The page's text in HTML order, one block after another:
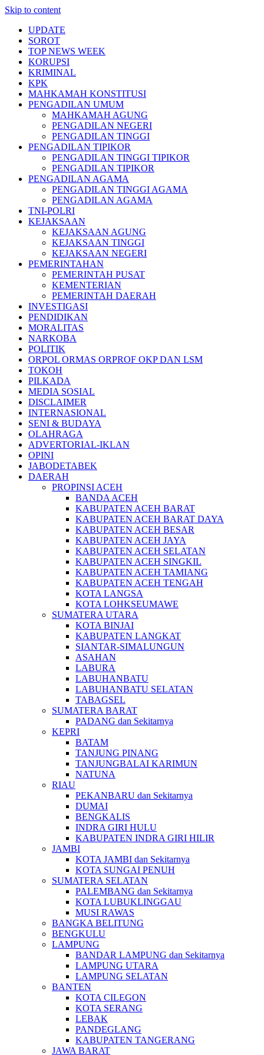
Skip to content
UPDATE
SOROT
TOP NEWS WEEK
KORUPSI
KRIMINAL
KPK
MAHKAMAH KONSTITUSI
PENGADILAN UMUM
MAHKAMAH AGUNG
PENGADILAN NEGERI
PENGADILAN TINGGI
PENGADILAN TIPIKOR
PENGADILAN TINGGI TIPIKOR
PENGADILAN TIPIKOR
PENGADILAN AGAMA
PENGADILAN TINGGI AGAMA
PENGADILAN AGAMA
TNI-POLRI
KEJAKSAAN
KEJAKSAAN AGUNG
KEJAKSAAN TINGGI
KEJAKSAAN NEGERI
PEMERINTAHAN
PEMERINTAH PUSAT
KEMENTERIAN
PEMERINTAH DAERAH
INVESTIGASI
PENDIDIKAN
MORALITAS
NARKOBA
POLITIK
ORPOL ORMAS ORPROF OKP DAN LSM
TOKOH
PILKADA
MEDIA SOSIAL
DISCLAIMER
INTERNASIONAL
SENI & BUDAYA
OLAHRAGA
ADVERTORIAL-IKLAN
OPINI
JABODETABEK
DAERAH
PROPINSI ACEH
BANDA ACEH
KABUPATEN ACEH BARAT
KABUPATEN ACEH BARAT DAYA
KABUPATEN ACEH BESAR
KABUPATEN ACEH JAYA
KABUPATEN ACEH SELATAN
KABUPATEN ACEH SINGKIL
KABUPATEN ACEH TAMIANG
KABUPATEN ACEH TENGAH
KOTA LANGSA
KOTA LOHKSEUMAWE
SUMATERA UTARA
KOTA BINJAI
KABUPATEN LANGKAT
SIANTAR-SIMALUNGUN
ASAHAN
LABURA
LABUHANBATU
LABUHANBATU SELATAN
TABAGSEL
SUMATERA BARAT
PADANG dan Sekitarnya
KEPRI
BATAM
TANJUNG PINANG
TANJUNGBALAI KARIMUN
NATUNA
RIAU
PEKANBARU dan Sekitarnya
DUMAI
BENGKALIS
INDRA GIRI HULU
KABUPATEN INDRA GIRI HILIR
JAMBI
KOTA JAMBI dan Sekitarnya
KOTA SUNGAI PENUH
SUMATERA SELATAN
PALEMBANG dan Sekitarnya
KOTA LUBUKLINGGAU
MUSI RAWAS
BANGKA BELITUNG
BENGKULU
LAMPUNG
BANDAR LAMPUNG dan Sekitarnya
LAMPUNG UTARA
LAMPUNG SELATAN
BANTEN
KOTA CILEGON
KOTA SERANG
LEBAK
PANDEGLANG
KABUPATEN TANGERANG
JAWA BARAT